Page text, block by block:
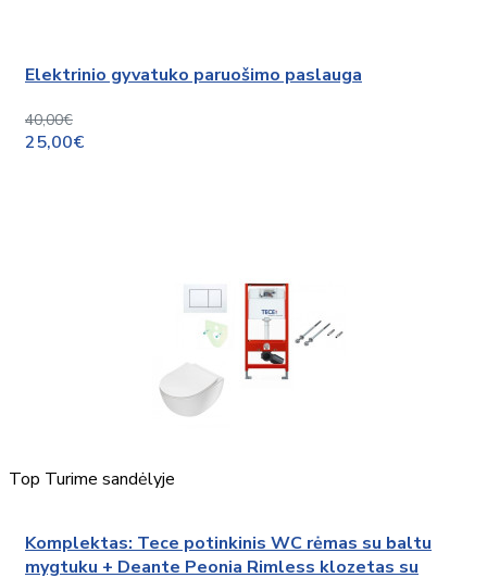
Elektrinio gyvatuko paruošimo paslauga
40,00€
25,00€
Top Turime sandėlyje
Komplektas: Tece potinkinis WC rėmas su baltu
mygtuku + Deante Peonia Rimless klozetas su